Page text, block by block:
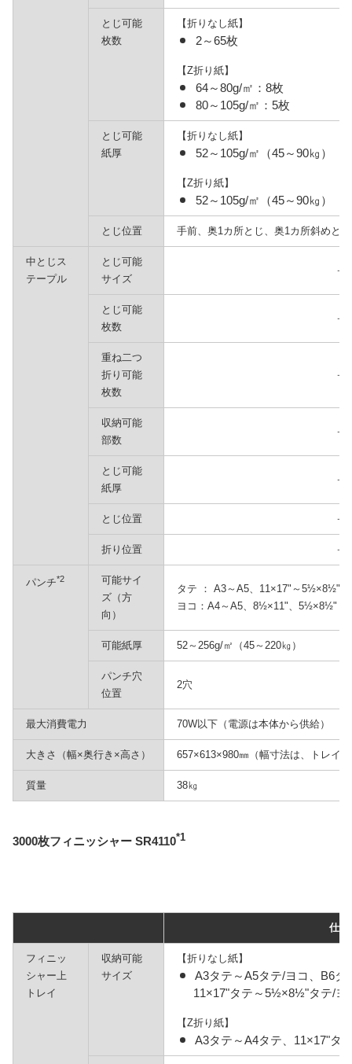
とじ可能
枚数
【折りなし紙】
2～65枚
【Z折り紙】
64～80g/㎡：8枚
80～105g/㎡：5枚
とじ可能
紙厚
【折りなし紙】
52～105g/㎡（45～90㎏）
【Z折り紙】
52～105g/㎡（45～90㎏）
とじ位置 手前、奥1カ所とじ、奥1カ所斜めと
中とじス
テープル
とじ可能
サイズ
－
とじ可能
枚数
－
重ね二つ
折り可能
枚数
－
収納可能
部数
－
とじ可能
紙厚
－
とじ位置 －
折り位置 －
パンチ*2
可能サイ
ズ（方
向）
タテ ： A3～A5、11×17"～5½×8½"
ヨコ：A4～A5、8½×11"、5½×8½"
可能紙厚 52～256g/㎡（45～220㎏）
パンチ穴
位置
2穴
最大消費電力 70W以下（電源は本体から供給）
大きさ（幅×奥行き×高さ） 657×613×980㎜（幅寸法は、トレイ
質量 38㎏
3000枚フィニッシャー SR4110*1
仕様
フィニッ
シャー上
トレイ
収納可能
サイズ
【折りなし紙】
A3タテ～A5タテ/ヨコ、B6タ
11×17"タテ～5½×8½"タテ/ヨ
【Z折り紙】
A3タテ～A4タテ、11×17"タ